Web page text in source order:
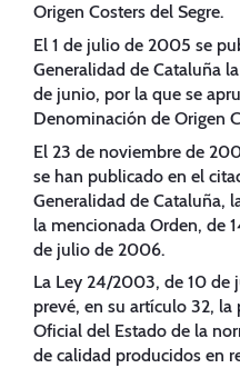
Origen Costers del Segre.
El 1 de julio de 2005 se
Generalidad de Cataluña
de junio, por la que se
Denominación de Origen
El 23 de noviembre de
se han publicado en el
Generalidad de Cataluña,
la mencionada Orden, de
de julio de 2006.
La Ley 24/2003, de 10 de
prevé, en su artículo 32,
Oficial del Estado de la
de calidad producidos en